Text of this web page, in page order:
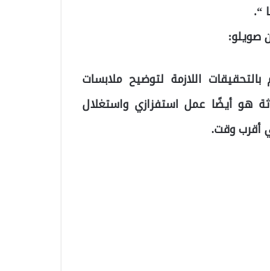
“.
صويلو:
اللازمة لتوضيح ملابسات
هو أيضًا عمل استفزازي واستغلال
أقرب وقت.